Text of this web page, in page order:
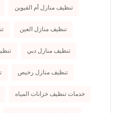
تنظيف منازل أم القيوين
تنظيف منازل العين
تنظيف منازل دبي
تنظيف منازل رخيص
خدمات تنظيف خزانات المياه